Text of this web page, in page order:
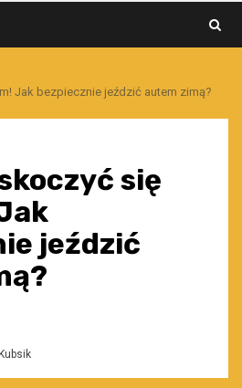
Jak bezpiecznie jeździć autem zimą?
się
jeździć